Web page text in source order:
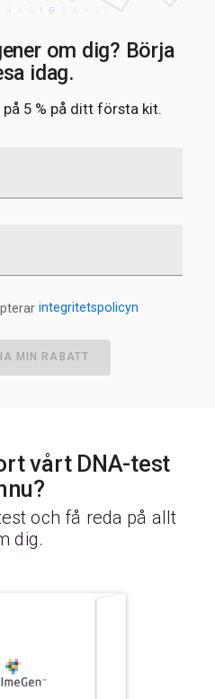
om dig? Börja
idag.
5 % på ditt första kit.
integritetspolicyn
MIN RABATT
vårt DNA-test
och få reda på allt
dig.